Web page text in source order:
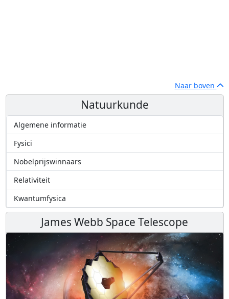
Naar boven
Natuurkunde
Algemene informatie
Fysici
Nobelprijswinnaars
Relativiteit
Kwantumfysica
James Webb Space Telescope